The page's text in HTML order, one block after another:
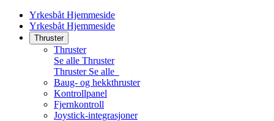
Yrkesbåt Hjemmeside
Yrkesbåt Hjemmeside
Thruster
Thruster
Se alle Thruster
Thruster Se alle
Baug- og hekkthruster
Kontrollpanel
Fjernkontroll
Joystick-integrasjoner